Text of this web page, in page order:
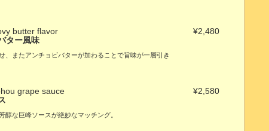
butter flavor
ター風味
、またアンチョビバターが加わることで旨味が一層引き
¥2,480
grape sauce
醇な巨峰ソースが絶妙なマッチング。
¥2,580